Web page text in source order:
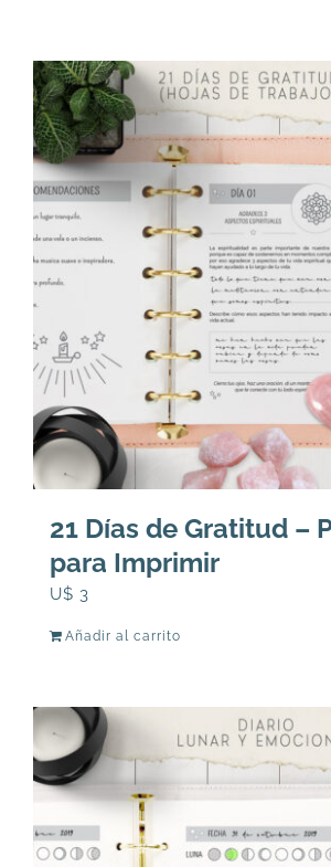
21 Días de Gratitud –
para Imprimir
U$ 3
Añadir al carrito